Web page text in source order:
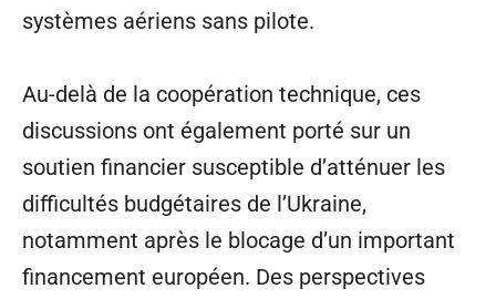
systèmes aériens sans pilote.
Au-delà de la coopération technique, ces
discussions ont également porté sur un
soutien financier susceptible d’atténuer les
difficultés budgétaires de l’Ukraine,
notamment après le blocage d’un important
financement européen. Des perspectives